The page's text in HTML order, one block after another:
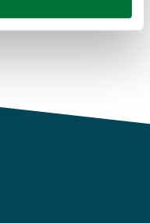
se procesan sus
sitio web con
publicidad y análisis